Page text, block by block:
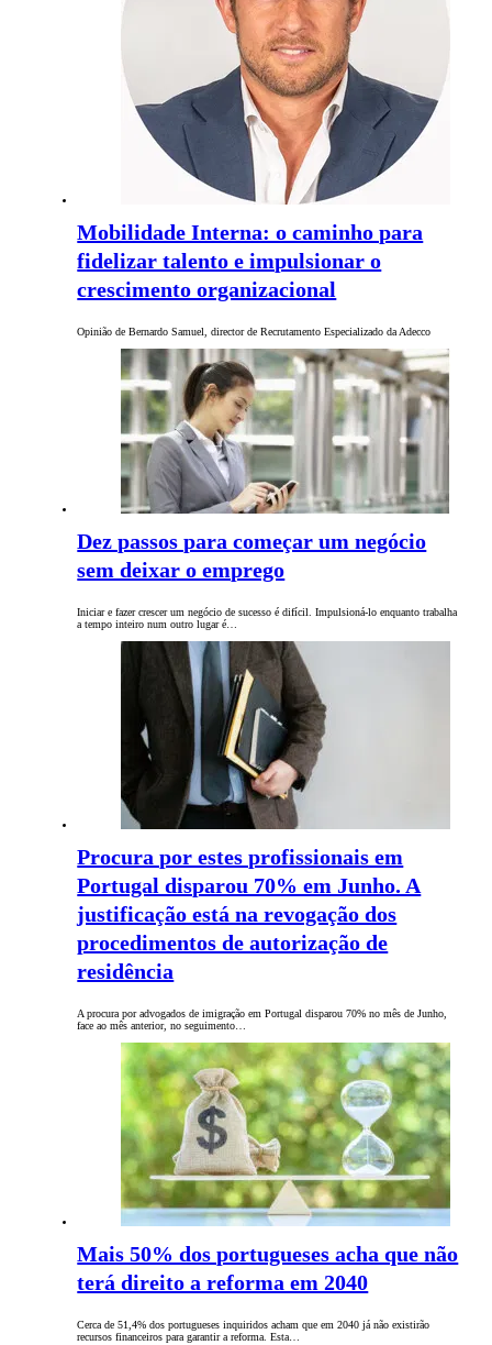
Mobilidade Interna: o caminho para
fidelizar talento e impulsionar o
crescimento organizacional
Opinião de Bernardo Samuel, director de Recrutamento Especializado da Adecco
Dez passos para começar um negócio
sem deixar o emprego
Iniciar e fazer crescer um negócio de sucesso é difícil. Impulsioná-lo enquanto trabalha
a tempo inteiro num outro lugar é…
Procura por estes profissionais em
Portugal disparou 70% em Junho. A
justificação está na revogação dos
procedimentos de autorização de
residência
A procura por advogados de imigração em Portugal disparou 70% no mês de Junho,
face ao mês anterior, no seguimento…
Mais 50% dos portugueses acha que não
ter​á​ direito a reforma em 2040
Cerca de 51,4% dos portugueses inquiridos acham que em 2040 já não existirão
recursos financeiros para garantir a reforma. Esta…